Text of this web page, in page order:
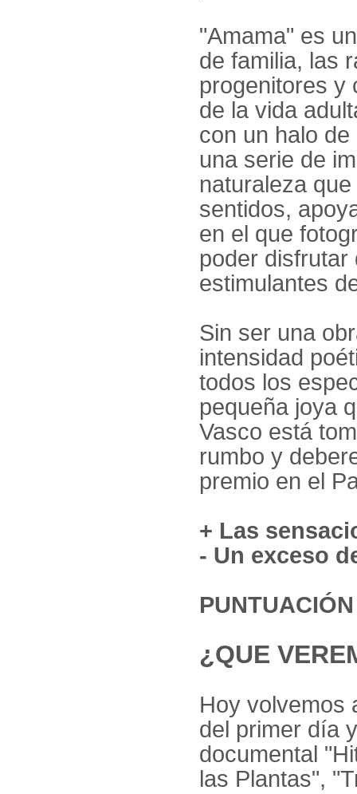
"Amama" es
de familia, las
progenitores y
de la vida
con un halo
una serie de
naturaleza
sentidos,
en el que
poder
estimulantes
Sin ser una
intensidad
todos los
pequeña joya
Vasco está
rumbo y
premio en el
+ Las
- Un exceso
¿QUE
Hoy volvemos
del primer día
documental
las Plantas",